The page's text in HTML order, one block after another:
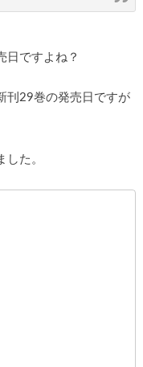
日ですよね？
刊29巻の発売日ですが
た。